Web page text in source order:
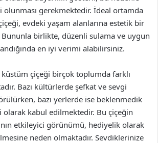
olunması gerekmektedir. İdeal ortamda
evdeki yaşam alanlarına estetik bir
Bununla birlikte, düzenli sulama ve uygun
en iyi verimi alabilirsiniz.
çiçeği birçok toplumda farklı
Bazı kültürlerde şefkat ve sevgi
bazı yerlerde ise beklenmedik
olarak kabul edilmektedir. Bu çiçeğin
etkileyici görünümü, hediyelik olarak
neden olmaktadır. Sevdiklerinize